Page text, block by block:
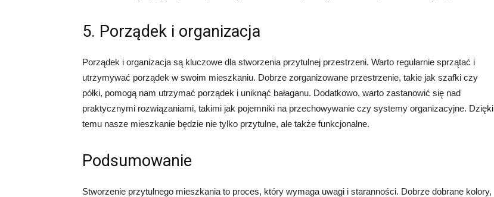
5. Porządek i organizacja
Porządek i organizacja są kluczowe dla stworzenia przytulnej przestrzeni. Warto regularnie sprzątać i
utrzymywać porządek w swoim mieszkaniu. Dobrze zorganizowane przestrzenie, takie jak szafki czy
półki, pomogą nam utrzymać porządek i uniknąć bałaganu. Dodatkowo, warto zastanowić się nad
praktycznymi rozwiązaniami, takimi jak pojemniki na przechowywanie czy systemy organizacyjne. Dzięki
temu nasze mieszkanie będzie nie tylko przytulne, ale także funkcjonalne.
Podsumowanie
Stworzenie przytulnego mieszkania to proces, który wymaga uwagi i staranności. Dobrze dobrane kolory,